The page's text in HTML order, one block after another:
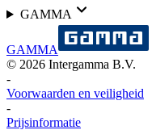
GAMMA
GAMMA
© 2026 Intergamma B.V.
-
Voorwaarden en veiligheid
-
Prijsinformatie